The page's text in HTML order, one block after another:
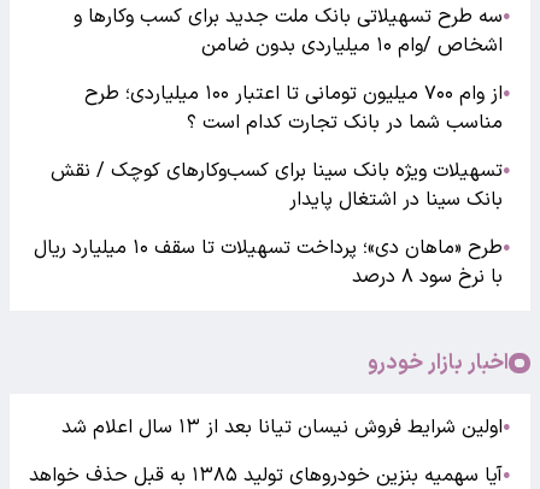
●سه طرح تسهیلاتی بانک ملت جدید برای کسب وکارها و
اشخاص /وام ۱۰ میلیاردی بدون ضامن
●
از وام ۷۰۰ میلیون تومانی تا اعتبار ۱۰۰ میلیاردی؛ طرح
مناسب شما در بانک تجارت کدام است ؟
●تسهیلات ویژه بانک سینا برای کسب‌وکارهای کوچک / نقش
بانک سینا در اشتغال پایدار
●
طرح «ماهان دی»؛ پرداخت تسهیلات تا سقف ۱۰ میلیارد ریال
با نرخ سود ۸ درصد
اخبار بازار خودرو
●اولین شرایط فروش نیسان تیانا بعد از ۱۳ سال اعلام شد
● آیا سهمیه بنزین خودروهای تولید ۱۳۸۵ به قبل حذف خواهد